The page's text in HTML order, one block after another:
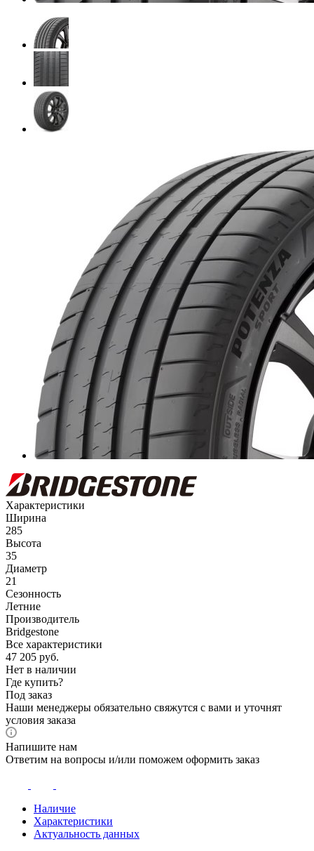
Характеристики
Ширина
285
Высота
35
Диаметр
21
Сезонность
Летние
Производитель
Bridgestone
Все характеристики
47 205 руб.
Нет в наличии
Где купить?
Под заказ
Наши менеджеры обязательно свяжутся с вами и уточнят
условия заказа
Напишите нам
Ответим на вопросы и/или поможем оформить заказ
Наличие
Характеристики
Актуальность данных